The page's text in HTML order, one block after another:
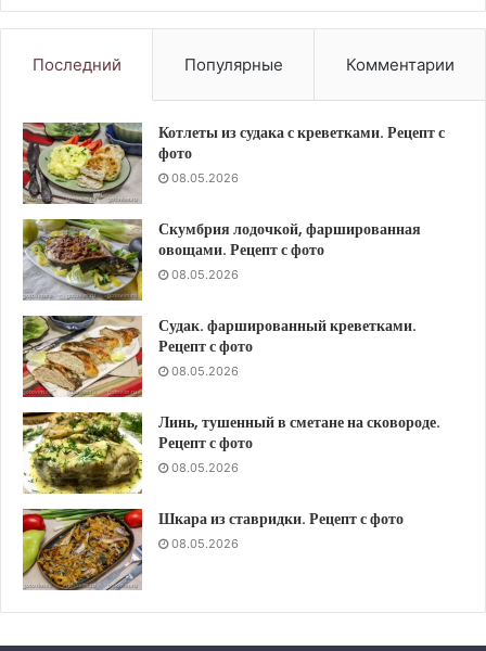
Последний Популярные Комментарии
Котлеты из судака с креветками. Рецепт с
фото
08.05.2026
Скумбрия лодочкой, фаршированная
овощами. Рецепт с фото
08.05.2026
Судак. фаршированный креветками.
Рецепт с фото
08.05.2026
Линь, тушенный в сметане на сковороде.
Рецепт с фото
08.05.2026
Шкара из ставридки. Рецепт с фото
08.05.2026